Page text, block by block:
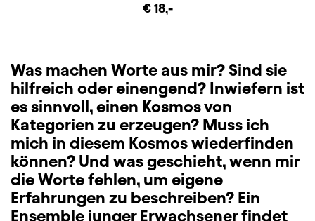
€ 18,-
Was machen Worte aus mir? Sind sie
hilfreich oder einengend? Inwiefern ist
es sinnvoll, einen Kosmos von
Kategorien zu erzeugen? Muss ich
mich in diesem Kosmos wiederfinden
können? Und was geschieht, wenn mir
die Worte fehlen, um eigene
Erfahrungen zu beschreiben? Ein
Ensemble junger Erwachsener findet